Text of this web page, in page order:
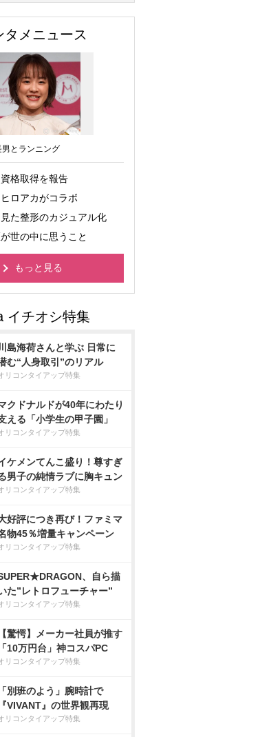
タメニュース
とランニング
格取得を報告
ロアカがコラボ
た整形のカジュアル化
世の中に思うこと
もっと見る
島海荷さんと学ぶ 日常に
む“人身取引”のリアル
リコンタイアップ特集
クドナルドが40年にわたり
える「小学生の甲子園」
リコンタイアップ特集
ケメンてんこ盛り！尊すぎ
男子の純情ラブに胸キュン
リコンタイアップ特集
好評につき再び！ファミマ
物45％増量キャンペーン
リコンタイアップ特集
、自ら描
た”レトロフューチャー”
リコンタイアップ特集
【驚愕】メーカー社員が推す
「10万円台」神コスパPC
リコンタイアップ特集
「別班のよう」腕時計で
『VIVANT』の世界観再現
リコンタイアップ特集